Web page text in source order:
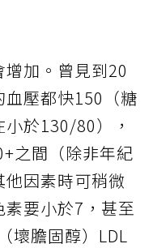
加。曾見到20
壓都快150（糖
於130/80），
之間（除非年紀
因素時可稍微
要小於7，甚至
壞膽固醇）LDL